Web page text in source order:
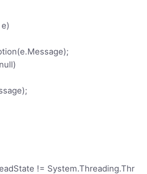
!= System.Threading.Thr